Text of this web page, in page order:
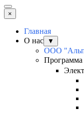
×
Главная
О нас
▼
ООО
Программа